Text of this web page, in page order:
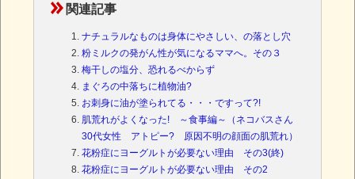
関連記事
ナチュラルなものは身体にやさしい、の落とし穴
粉ミルクの発がん性が気になるママへ。その３
梅干しの塩分、恐れるべからず
まぐろの中落ちに植物油?
お刺身に油が塗られてる・・・ですって?!
肌荒れがよくなった! ～食事編～（ネコバスさん
30代女性 アトピー? 原因不明の顔面の肌荒れ）
花粉症にヨーグルトが必要ない理由 その3(終)
花粉症にヨーグルトが必要ない理由 その2